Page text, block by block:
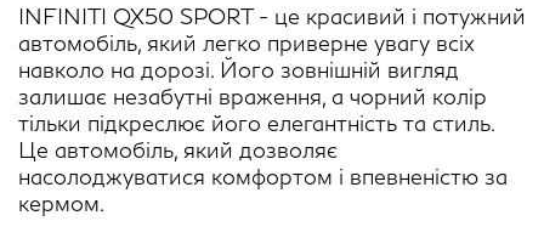
INFINITI QX50 SPORT - це красивий і потужний
автомобіль, який легко приверне увагу всіх
навколо на дорозі. Його зовнішній вигляд
залишає незабутні враження, а чорний колір
тільки підкреслює його елегантність та стиль.
Це автомобіль, який дозволяє
насолоджуватися комфортом і впевненістю за
кермом.